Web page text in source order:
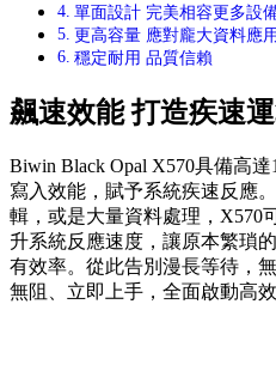
單面設計 完美相容更多設
更高容量 應對龐大資料應用
穩定耐用 品質信賴
飆速效能 打造疾速
Biwin Black Opal X570具備高
寫入效能，賦予系統疾速反應
輯，或是大量資料處理，X570
升系統反應速度，讓原本繁瑣
有效率。從此告別漫長等待，
無阻、立即上手，全面啟動高效